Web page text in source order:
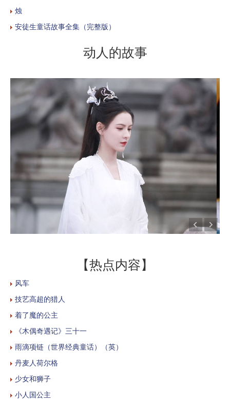
烛
安徒生童话故事全集（完整版）
动人的故事
【热点内容】
风车
技艺高超的猎人
着了魔的公主
《木偶奇遇记》三十一
雨滴项链（世界经典童话）（英）
丹麦人荷尔格
少女和狮子
小人国公主